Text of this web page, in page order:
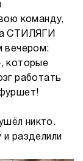
команду,
СТИЛЯГИ
вечером:
которые
работать
никто.
разделили